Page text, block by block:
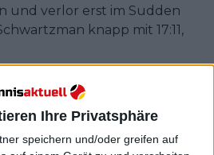
Ihre Privatsphäre
speichern und/oder greifen auf
und verlor erst im Sudden
knapp mit 17:11,